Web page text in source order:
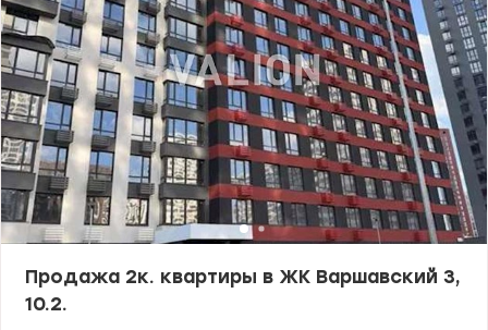
Продажа 2к. квартиры в ЖК Варшавский 3,
10.2.